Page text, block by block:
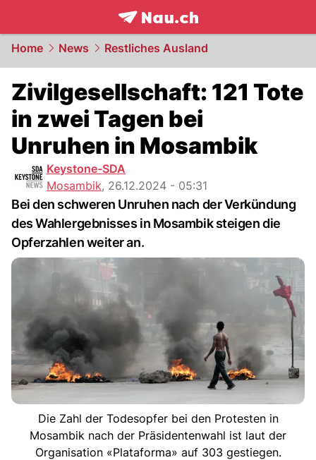
frontpage.NAU.ch
Home News Restliches Ausland
Zivilgesellschaft: 121 Tote
in zwei Tagen bei
Unruhen in Mosambik
Keystone-SDA
Mosambik, 26.12.2024 - 05:31
Bei den schweren Unruhen nach der Verkündung
des Wahlergebnisses in Mosambik steigen die
Opferzahlen weiter an.
Die Zahl der Todesopfer bei den Protesten in
Mosambik nach der Präsidentenwahl ist laut der
Organisation «Plataforma» auf 303 gestiegen.